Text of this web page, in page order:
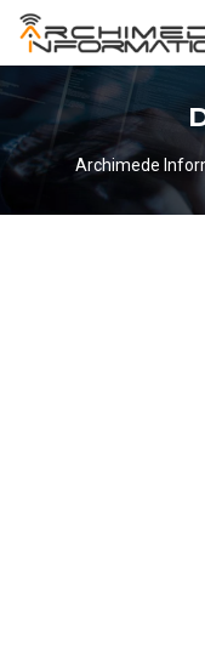
Archimede